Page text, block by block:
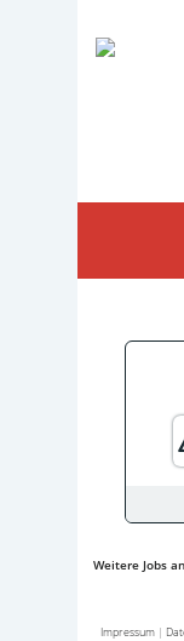
Weitere Jobs
Impressum |